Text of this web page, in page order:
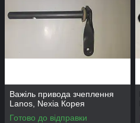
Важіль привода зчеплення
Lanos, Nexia Корея
Готово до відправки